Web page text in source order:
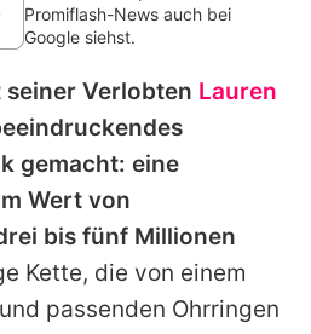
Exklusiv
auf Promiflash
Jobs
Team
Richtlinien
Promiflash-News auch bei
Google siehst.
seiner Verlobten Lauren
gemacht: eine
Wert von
bis fünf Millionen
Kette, die von einem
passenden Ohrringen